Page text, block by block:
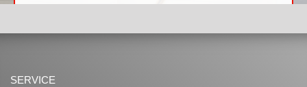
SERVICE